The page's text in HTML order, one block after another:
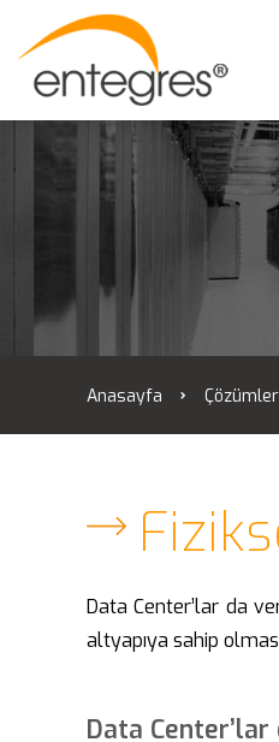
Anasayfa Çözümler
Data Center’lar da
altyapıya sahip
Data